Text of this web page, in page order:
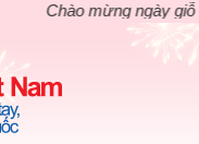
mừng ngày giỗ tổ